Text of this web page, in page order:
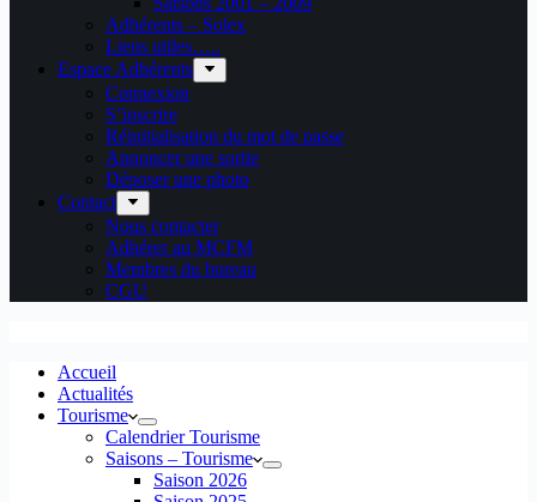
Adhérents – Solex
Liens utiles…..
Espace Adhérents
Connexion
S’inscrire
Réinitialisation du mot de passe
Annoncer une sortie
Déposer une photo
Contact
Nous contacter
Adhérer au MCFM
Membres du bureau
CGU
Accueil
Actualités
Tourisme
Calendrier Tourisme
Saisons – Tourisme
Saison 2026